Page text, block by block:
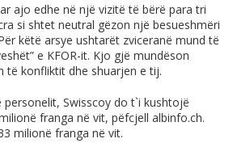
ajo edhe në një vizitë të bërë para tri
si shtet neutral gëzon një besueshmëri
këtë arsye ushtarët zviceranë mund të
e KFOR-it. Kjo gjë mundëson
të konfliktit dhe shuarjen e tij.
Swisscoy do t`i kushtojë
franga në vit, pëfcjell albinfo.ch.
milionë franga në vit.